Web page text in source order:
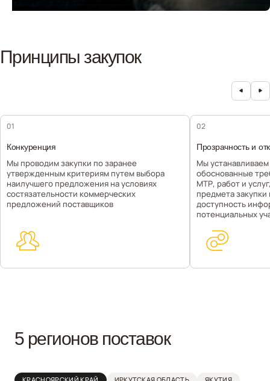
Принципы закупок
01
Конкуренция
Мы проводим закупки по заранее
утвержденным критериям путем выбора
наилучшего предложения на условиях
состязательности коммерческих
предложений поставщиков
02
Прозрачность и
Мы
обоснованные
МТР, работ и
предмета
доступность
потенциальных
5 регионов поставок